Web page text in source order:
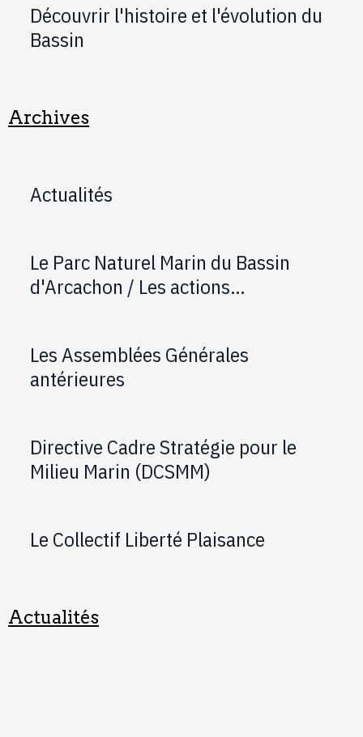
Découvrir l'histoire et l'évolution du
Bassin
Archives
Actualités
Le Parc Naturel Marin du Bassin
d'Arcachon / Les actions
Les Assemblées Générales
antérieures
Directive Cadre Stratégie pour le
Milieu Marin (DCSMM)
Le Collectif Liberté Plaisance
Actualités